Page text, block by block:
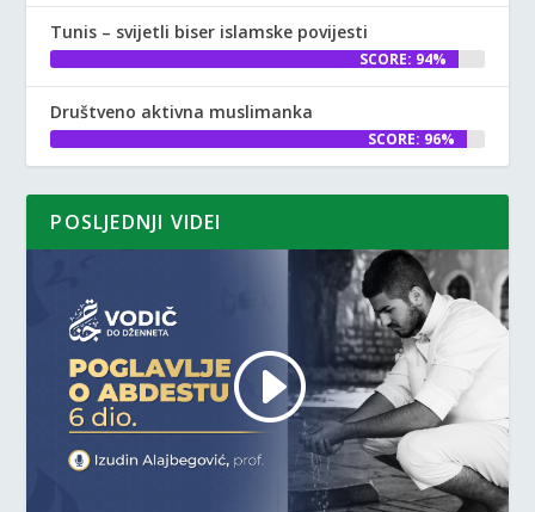
Tunis – svijetli biser islamske povijesti
SCORE: 94%
Društveno aktivna muslimanka
SCORE: 96%
POSLJEDNJI VIDEI